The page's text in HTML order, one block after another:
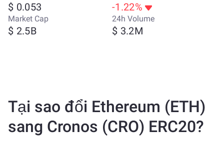
$ 0.053 -1.22%
Market Cap
$ 2.5B
24h Volume
$ 3.2M
Tại sao đổi Ethereum (ETH)
sang Cronos (CRO) ERC20?